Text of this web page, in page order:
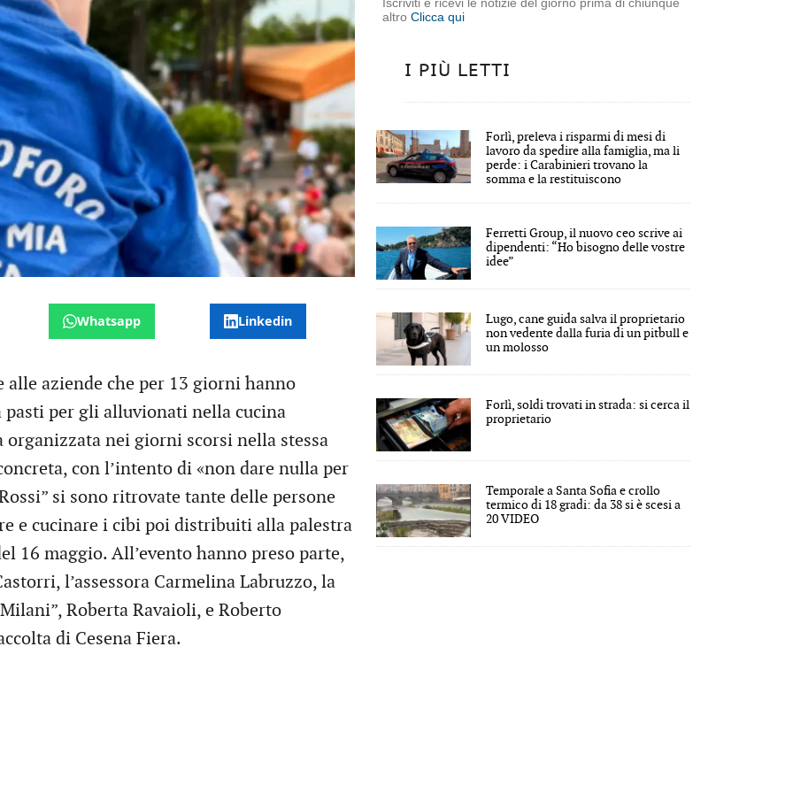
Whatsapp Linkedin
aziende che per 13 giorni hanno
per gli alluvionati nella cucina
nei giorni scorsi nella stessa
con l’intento di «non dare nulla per
si sono ritrovate tante delle persone
e cucinare i cibi poi distribuiti alla palestra
16 maggio. All’evento hanno preso parte,
l’assessora Carmelina Labruzzo, la
Roberta Ravaioli, e Roberto
di Cesena Fiera.
altroClicca qui
I PIÙ LETTI
Forlì, preleva i risparmi di mesi di
lavoro da spedire alla famiglia, ma li
perde: i Carabinieri trovano la
somma e la restituiscono
Ferretti Group, il nuovo ceo scrive ai
dipendenti: “Ho bisogno delle vostre
idee”
Lugo, cane guida salva il proprietario
non vedente dalla furia di un pitbull e
un molosso
Forlì, soldi trovati in strada: si cerca il
proprietario
Temporale a Santa Sofia e crollo
termico di 18 gradi: da 38 si è scesi a
20 VIDEO